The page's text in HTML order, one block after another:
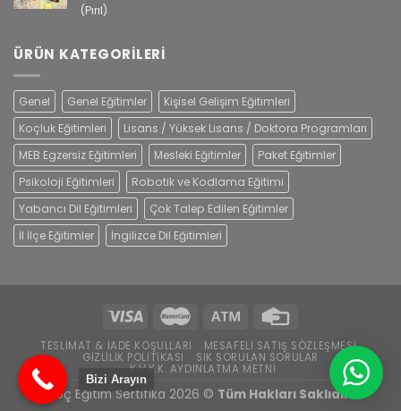
5 üzerinden
(Pırıl)
ÜRÜN KATEGORILERI
Genel Genel Eğitimler
Kişisel Gelişim Eğitimleri
Koçluk Eğitimleri
Lisans / Yüksek Lisans / Doktora Programları
MEB Egzersiz Eğitimleri
Mesleki Eğitimler
Paket Eğitimler
Psikoloji Eğitimleri
Robotik ve Kodlama Eğitimi
Yabancı Dil Eğitimleri
Çok Talep Edilen Eğitimler
İl İlçe Eğitimler
İngilizce Dil Eğitimleri
TESLIMAT & İADE KOŞULLARI
MESAFELI SATIŞ SÖZLEŞMESI
GIZLILIK POLITIKASI
SIK SORULAN SORULAR
K.V.K.K. AYDINLATMA METNI
Koç Eğitim Sertifika 2026 © Tüm Hakları Saklıdır.
Bizi Arayın